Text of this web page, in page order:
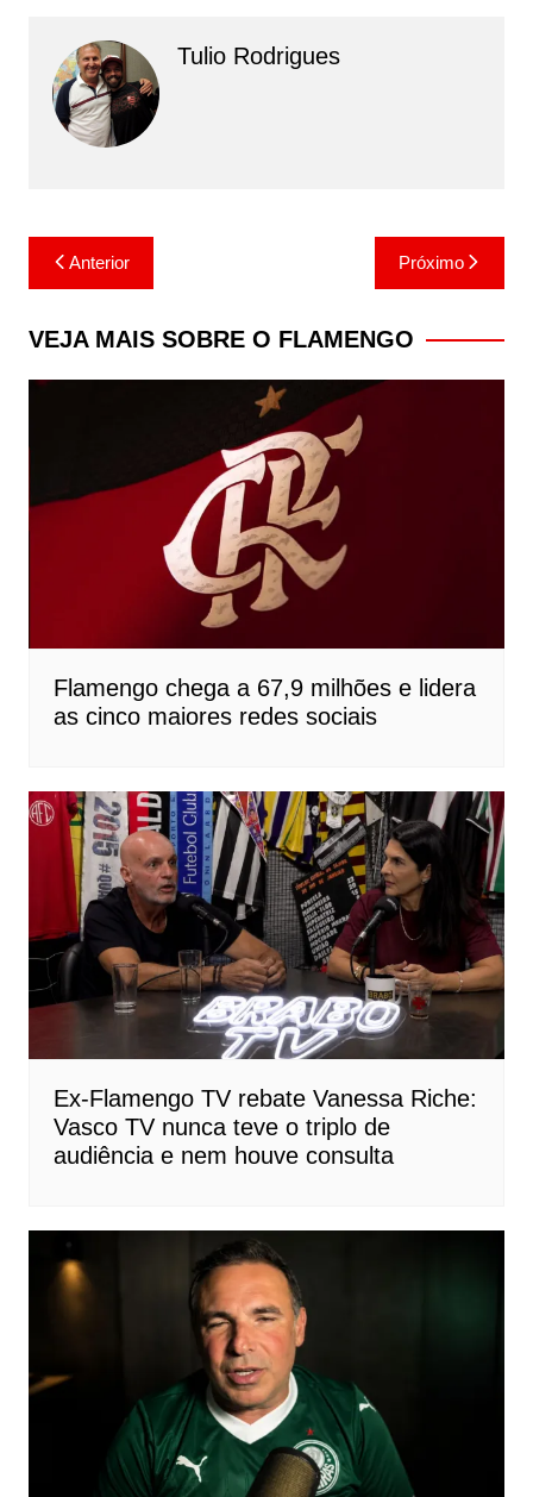
Tulio Rodrigues
Navegação
de
Post
Anterior Próximo
VEJA MAIS SOBRE O FLAMENGO
Flamengo chega a 67,9 milhões e lidera
as cinco maiores redes sociais
Ex-Flamengo TV rebate Vanessa Riche:
Vasco TV nunca teve o triplo de
audiência e nem houve consulta